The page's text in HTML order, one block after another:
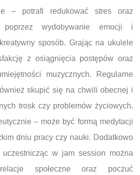
– potrafi redukować stres oraz
poprzez wydobywanie emocji i
sposób. Grając na ukulele
z osiągnięcia postępów oraz
muzycznych. Regularne
skupić się na chwili obecnej i
trosk czy problemów życiowych.
– może być formą medytacji
dniu pracy czy nauki. Dodatkowo
w jam session można
społeczne oraz poczuć